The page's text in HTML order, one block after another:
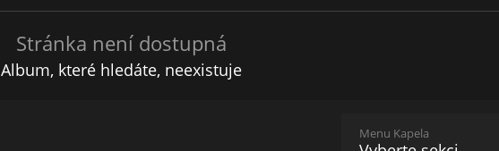
Stránka není dostupná
Album, které hledáte, neexistuje
Menu Kapela